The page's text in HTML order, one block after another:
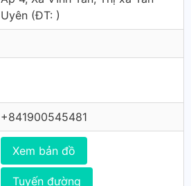
Uyên (ÐT: )
+841900545481
Xem bản đồ
Tuyến đường